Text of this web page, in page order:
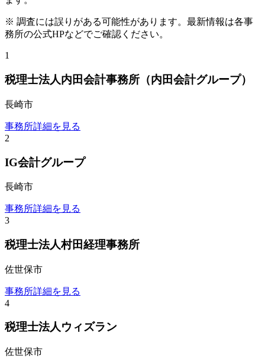
※ 調査には誤りがある可能性があります。最新情報は各事
務所の公式HPなどでご確認ください。
1
税理士法人内田会計事務所（内田会計グループ）
長崎市
事務所詳細を見る
2
IG会計グループ
長崎市
事務所詳細を見る
3
税理士法人村田経理事務所
佐世保市
事務所詳細を見る
4
税理士法人ウィズラン
佐世保市